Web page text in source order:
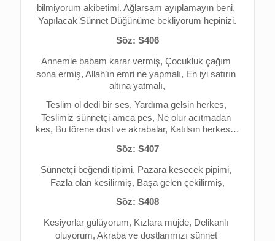
bilmiyorum akibetimi.
Yapılacak Sünnet Düğünüme bekliyorum hepinizi.
Söz: S406
Annemle babam karar vermiş, Çocukluk çağım
sona ermiş, Allah’ın emri ne yapmalı, En iyi satırın
altına yatmalı,
Teslim ol dedi bir ses,
Teslimiz sünnetçi amca pes, Ne olur acıtmadan
kes, Bu törene dost ve akrabalar, Katılsın herkes…
Söz: S407
Sünnetçi beğendi tipimi,
Fazla olan kesilirmiş, Başa gelen çekilirmiş,
Söz: S408
Kesiyorlar gülüyorum, Kızlara müjde, Delikanlı
oluyorum, Akraba ve dostlarımızı sünnet